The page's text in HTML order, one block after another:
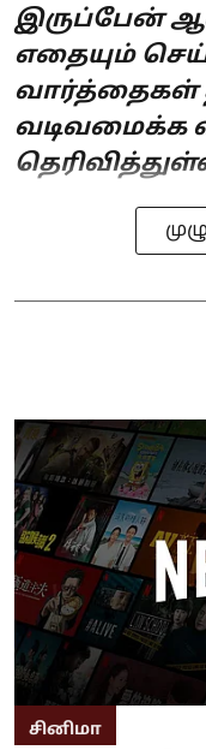
இருப்பேன்
எதையும்
வார்த்தைகள்
வடிவமைக்க
சினிமா